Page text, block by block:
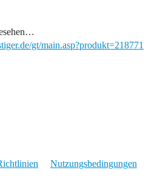
gt/main.asp?produkt=218771
Nutzungsbedingungen